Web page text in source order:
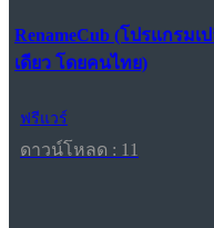
RenameCub (โปรแกรม
เดียว โดยคนไทย)
ฟรีแวร์
ดาวน์โหลด : 11